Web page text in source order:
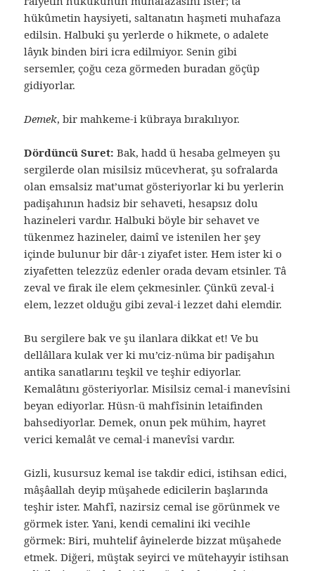
hükûmetin haysiyeti, saltanatın haşmeti muhafaza
edilsin. Halbuki şu yerlerde o hikmete, o adalete
lâyık binden biri icra edilmiyor. Senin gibi
sersemler, çoğu ceza görmeden buradan göçüp
gidiyorlar.
Demek, bir mahkeme-i kübraya bırakılıyor.
Dördüncü Suret: Bak, hadd ü hesaba gelmeyen şu
sergilerde olan misilsiz mücevherat, şu sofralarda
olan emsalsiz mat’umat gösteriyorlar ki bu yerlerin
padişahının hadsiz bir sehaveti, hesapsız dolu
hazineleri vardır. Halbuki böyle bir sehavet ve
tükenmez hazineler, daimî ve istenilen her şey
içinde bulunur bir dâr-ı ziyafet ister. Hem ister ki o
ziyafetten telezzüz edenler orada devam etsinler. Tâ
zeval ve firak ile elem çekmesinler. Çünkü zeval-i
elem, lezzet olduğu gibi zeval-i lezzet dahi elemdir.
Bu sergilere bak ve şu ilanlara dikkat et! Ve bu
dellâllara kulak ver ki mu’ciz-nüma bir padişahın
antika sanatlarını teşkil ve teşhir ediyorlar.
Kemalâtını gösteriyorlar. Misilsiz cemal-i manevîsini
beyan ediyorlar. Hüsn-ü mahfîsinin letaifinden
bahsediyorlar. Demek, onun pek mühim, hayret
verici kemalât ve cemal-i manevîsi vardır.
Gizli, kusursuz kemal ise takdir edici, istihsan edici,
mâşâallah deyip müşahede edicilerin başlarında
teşhir ister. Mahfî, nazirsiz cemal ise görünmek ve
görmek ister. Yani, kendi cemalini iki vecihle
görmek: Biri, muhtelif âyinelerde bizzat müşahede
etmek. Diğeri, müştak seyirci ve mütehayyir istihsan